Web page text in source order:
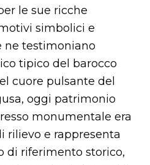
le sue ricche
simbolici e
ne testimoniano
tipico del barocco
cuore pulsante del
oggi patrimonio
monumentale era
rilievo e rappresenta
di riferimento storico,